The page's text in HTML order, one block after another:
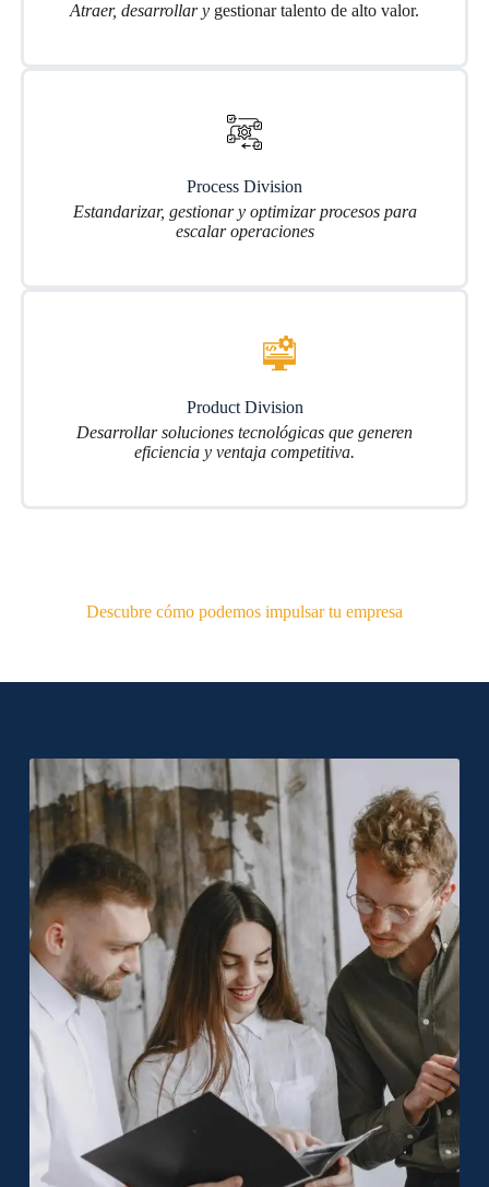
Atraer, desarrollar y gestionar talento de alto valor.
Process Division
Estandarizar, gestionar y optimizar procesos para
escalar operaciones
Product Division
Desarrollar soluciones tecnológicas que generen
eficiencia y ventaja competitiva.
Descubre cómo podemos impulsar tu empresa